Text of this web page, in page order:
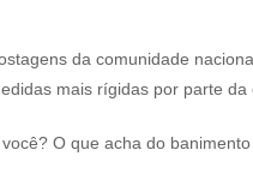
da comunidade
mais rígidas por parte
você? O que acha do